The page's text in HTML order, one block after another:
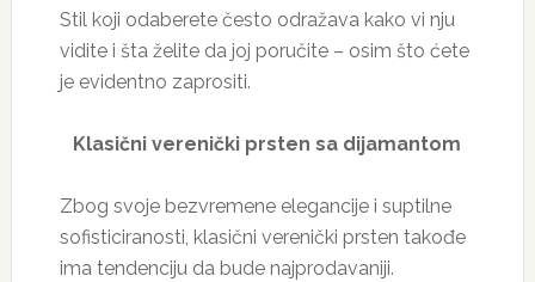
Stil koji odaberete često odražava kako vi nju
vidite i šta želite da joj poručite – osim što ćete
je evidentno zaprositi.
Klasični verenički prsten sa dijamantom
Zbog svoje bezvremene elegancije i suptilne
sofisticiranosti, klasični verenički prsten takođe
ima tendenciju da bude najprodavaniji.